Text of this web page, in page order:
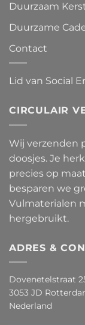
Duurzaam
Duurzame
Contact
Lid van Social
CIRCULAIR
Wij verzenden
doosjes. Je
precies op
besparen we
Vulmaterialen
hergebruikt.
ADRES &
Dovenetelstraat
3053 JD
Nederland